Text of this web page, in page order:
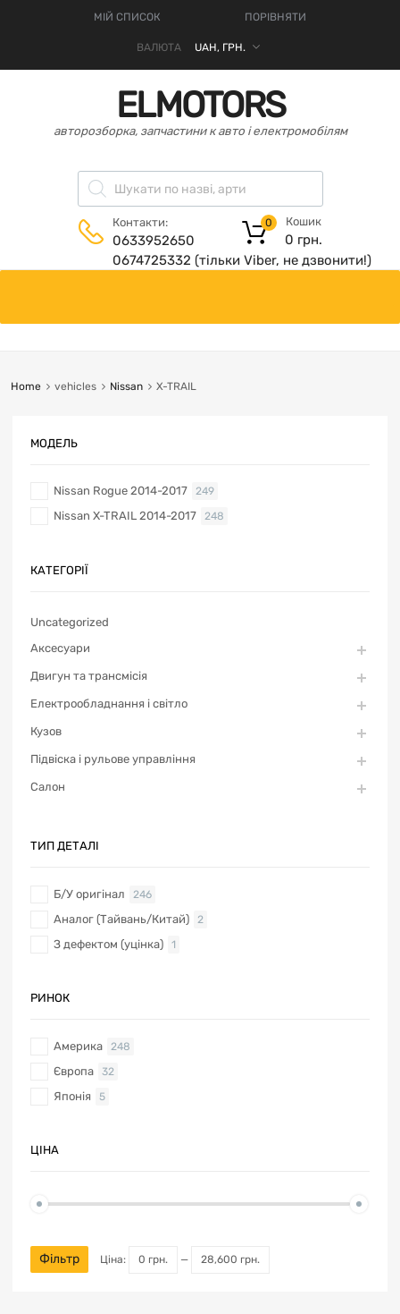
МІЙ СПИСОК ПОРІВНЯТИ
ВАЛЮТА
ELMOTORS
авторозборка, запчастини к авто і електромобілям
Контакти:
0633952650
0674725332 (тільки Viber, не дзвонити!)
Кошик
0 грн.
0
Home vehicles Nissan X-TRAIL
МОДЕЛЬ
Nissan Rogue 2014-2017 249
Nissan X-TRAIL 2014-2017 248
КАТЕГОРІЇ
Uncategorized
Аксесуари
Двигун та трансмісія
Електрообладнання і світло
Кузов
Підвіска і рульове управління
Салон
ТИП ДЕТАЛІ
Б/У оригінал 246
Аналог (Тайвань/Китай) 2
З дефектом (уцінка) 1
РИНОК
Америка 248
Європа 32
Японія 5
ЦІНА
Фільтр Ціна: 0 грн. — 28,600 грн.